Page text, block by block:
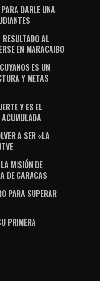
DARLE UNA
AL
EN MARACAIBO
ES UN
Y METAS
Y ES EL
A SER «LA
MISIÓN DE
DE CARACAS
PARA SUPERAR
PRIMERA